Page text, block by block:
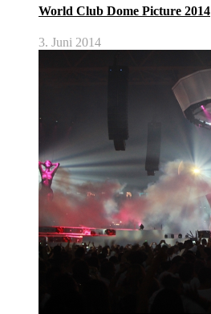
World Club Dome Picture 2014
3. Juni 2014